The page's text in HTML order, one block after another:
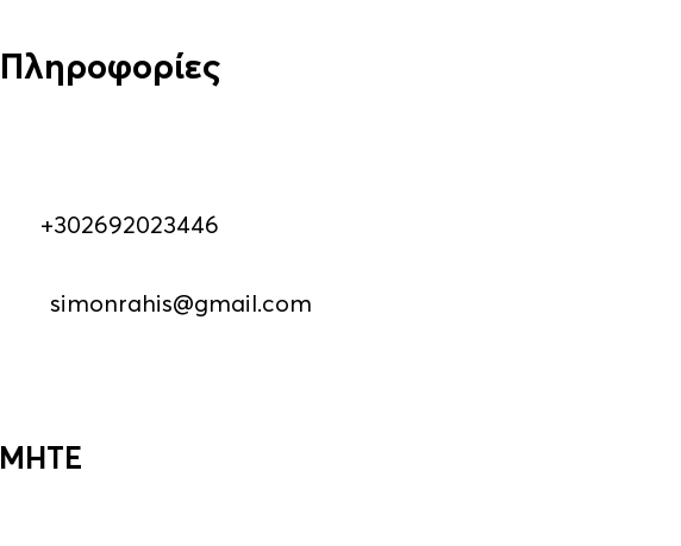
Πληροφορίες
+302692023446
simonrahis@gmail.com
MHTE